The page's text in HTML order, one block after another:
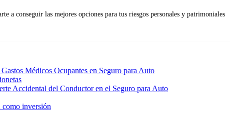
a conseguir las mejores opciones para tus riesgos personales y patrimoniales
Médicos Ocupantes en Seguro para Auto
Accidental del Conductor en el Seguro para Auto
como inversión